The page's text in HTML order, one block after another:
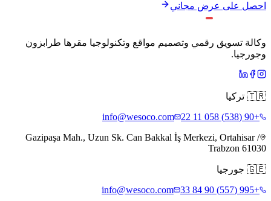
احصل على عرض مجاني
وكالة تسويق رقمي وتصميم مواقع وتكنولوجيا مقرها طرابزون
وجورجيا.
🇹🇷 تركيا
+90 (538) 058 11 22
info@wesoco.com
Gazipaşa Mah., Uzun Sk. Can Bakkal İş Merkezi, Ortahisar /
Trabzon 61030
🇬🇪 جورجيا
+995 (557) 90 84 33
info@wesoco.com